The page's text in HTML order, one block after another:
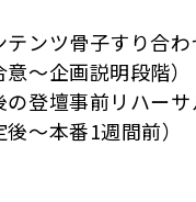
ンツ骨子すり合わ
～企画説明段階）
登壇事前リハーサ
～本番1週間前）